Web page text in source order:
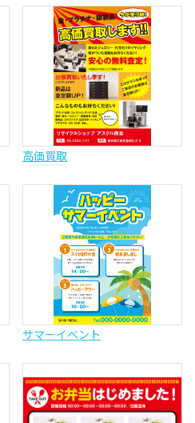
高価買取
サマーイベント